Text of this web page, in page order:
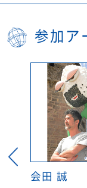
参加ア
会田 誠